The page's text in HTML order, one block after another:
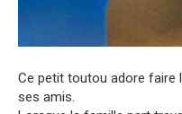
Ce petit toutou adore faire
ses amis.